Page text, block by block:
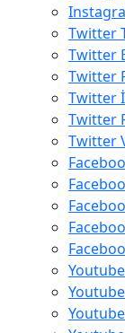
Twitter
Twitter
Twitter
Twitter
Twitter
Twitter